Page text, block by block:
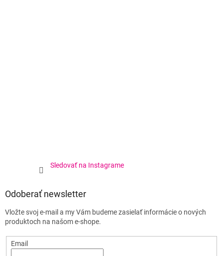
Sledovať na Instagrame
Odoberať newsletter
Vložte svoj e-mail a my Vám budeme zasielať informácie o nových
produktoch na našom e-shope.
Email